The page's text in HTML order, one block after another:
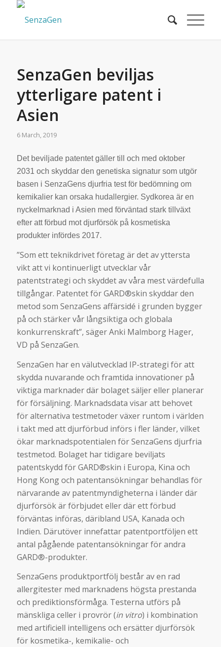
SenzaGen beviljas
ytterligare patent i
Asien
6 March, 2019
Det beviljade patentet gäller till och med oktober
2031 och skyddar den genetiska signatur som utgör
basen i SenzaGens djurfria test för bedömning om
kemikalier kan orsaka hudallergier. Sydkorea är en
nyckelmarknad i Asien med förväntad stark tillväxt
efter att förbud mot djurförsök på kosmetiska
produkter infördes 2017.
”Som ett teknikdrivet företag är det av yttersta
vikt att vi kontinuerligt utvecklar vår
patentstrategi och skyddet av våra mest värdefulla
tillgångar. Patentet för GARD®skin skyddar den
metod som SenzaGens affärsidé i grunden bygger
på och stärker vår långsiktiga och globala
konkurrenskraft”, säger Anki Malmborg Hager,
VD på SenzaGen.
SenzaGen har en välutvecklad IP-strategi för att
skydda nuvarande och framtida innovationer på
viktiga marknader där bolaget säljer eller planerar
för försäljning. Marknadsdata visar att behovet
för alternativa testmetoder växer runtom i världen
i takt med att djurförbud införs i fler länder, vilket
ökar marknadspotentialen för SenzaGens djurfria
testmetod. Bolaget har tidigare beviljats
patentskydd för GARD®skin i Europa, Kina och
Hong Kong och patentansökningar behandlas för
närvarande av patentmyndigheterna i länder där
djurförsök är förbjudet eller där ett förbud
förväntas införas, däribland USA, Kanada och
Indien. Därutöver innefattar patentportföljen ett
antal pågående patentansökningar för andra
GARD®-produkter.
SenzaGens produktportfölj består av en rad
allergitester med marknadens högsta prestanda
och prediktionsförmåga. Testerna utförs på
mänskliga celler i provrör (in vitro) i kombination
med artificiell intelligens och ersätter djurförsök
för kosmetika-, kemikalie- och